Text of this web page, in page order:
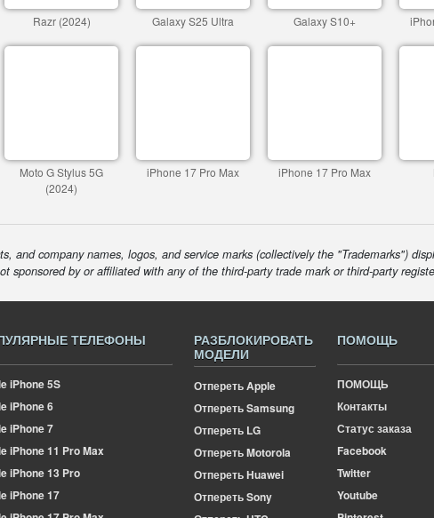
Razr (2024) Galaxy S25 Ultra Galaxy S10+
Moto G Stylus 5G
(2024)
iPhone 17 Pro Max iPhone 17 Pro Max
and company names, logos, and service marks (collectively the "Trademarks")
sponsored by or affiliated with any of the third-party trade mark or third-party
ТЕЛЕФОНЫ
iPhone 5S
iPhone 6
iPhone 7
iPhone 11 Pro Max
iPhone 13 Pro
iPhone 17
РАЗБЛОКИРОВАТЬ
МОДЕЛИ
Отпереть Apple
Отпереть Samsung
Отпереть LG
Отпереть Motorola
Отпереть Huawei
Отпереть Sony
ПОМОЩЬ
ПОМОЩЬ
Контакты
Статус заказа
Facebook
Twitter
Youtube